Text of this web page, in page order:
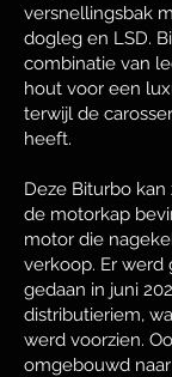
versnellingsbak
dogleg en LSD.
combinatie van
hout voor een
terwijl de
heeft.
Deze Biturbo
de motorkap
motor die
verkoop. Er
gedaan in juni
distributieriem,
werd voorzien.
omgebouwd